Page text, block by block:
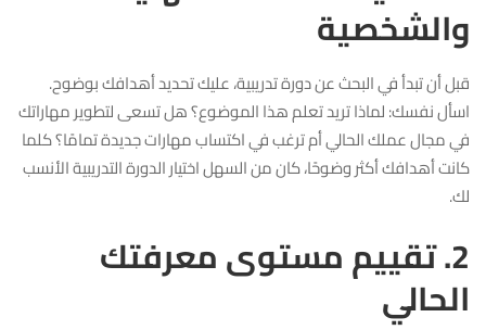
والشخصية
قبل أن تبدأ في البحث عن دورة تدريبية، عليك تحديد أهدافك بوضوح.
اسأل نفسك: لماذا تريد تعلم هذا الموضوع؟ هل تسعى لتطوير مهاراتك
في مجال عملك الحالي أم ترغب في اكتساب مهارات جديدة تمامًا؟ كلما
كانت أهدافك أكثر وضوحًا، كان من السهل اختيار الدورة التدريبية الأنسب
لك.
2. تقييم مستوى معرفتك
الحالي